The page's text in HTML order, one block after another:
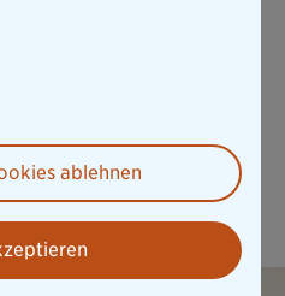
ablehnen